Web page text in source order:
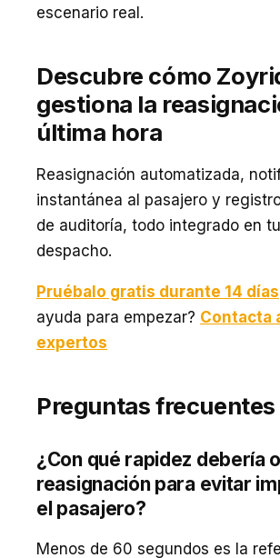
escenario real.
Descubre cómo
gestiona la
última hora
Reasignación automatizada,
instantánea al pasajero y
de auditoría, todo integrado en
despacho.
Pruébalo gratis durante 14 días
ayuda para empezar? Contacta
expertos
Preguntas frecuentes
¿Con qué rapidez debería
reasignación para evitar
el pasajero?
Menos de 60 segundos es la